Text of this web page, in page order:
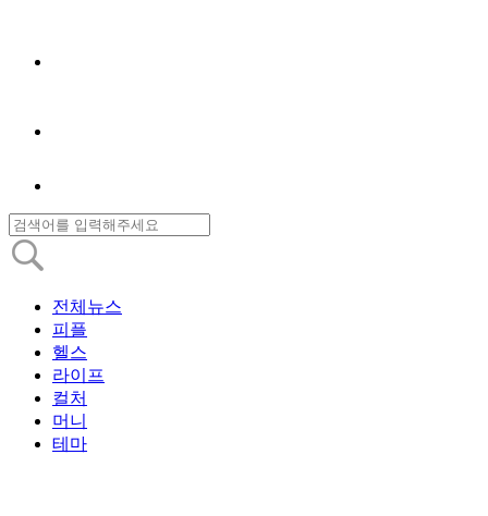
전체뉴스
피플
헬스
라이프
컬처
머니
테마